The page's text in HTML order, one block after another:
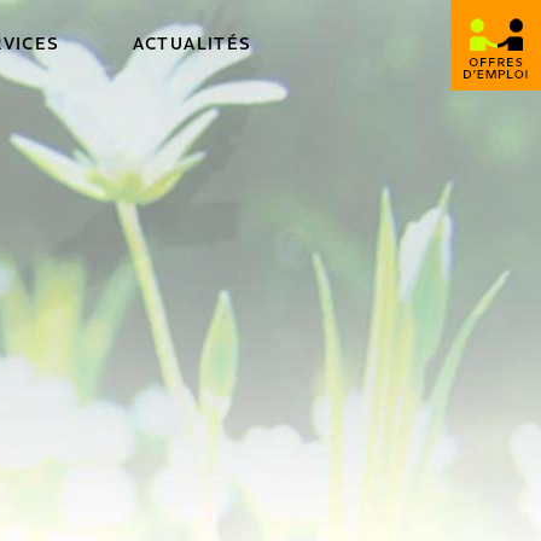
Modules
Planning
Transport
ACTUALITÉS